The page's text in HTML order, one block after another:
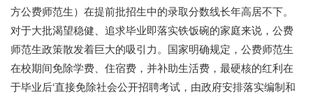
方公费师范生）在提前批招生中的录取分数线长年高居不下。
对于大批渴望稳健、追求毕业即落实铁饭碗的家庭来说，公费
师范生政策散发着巨大的吸引力。国家明确规定，公费师范生
在校期间免除学费、住宿费，并补助生活费，最硬核的红利在
于毕业后‘直接免除社会公开招聘考试，由政府安排落实编制和